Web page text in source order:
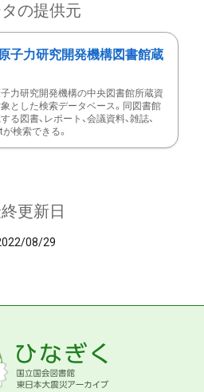
の提供元
子力研究開発機構図書館蔵
力研究開発機構の中央図書館所蔵資
とした検索データベース。同図書館
る図書、レポート、会議資料、雑誌、
検索できる。
更新日
08/29